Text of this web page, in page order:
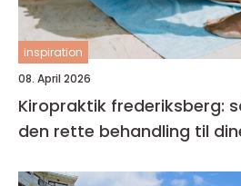
inspiration
08. April 2026
Kiropraktik frederiksberg:
den rette behandling til